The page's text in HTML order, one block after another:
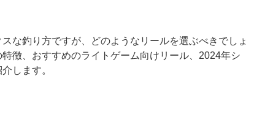
な釣り方ですが、どのようなリールを選ぶべきでしょ
徴、おすすめのライトゲーム向けリール、2024年シ
します。